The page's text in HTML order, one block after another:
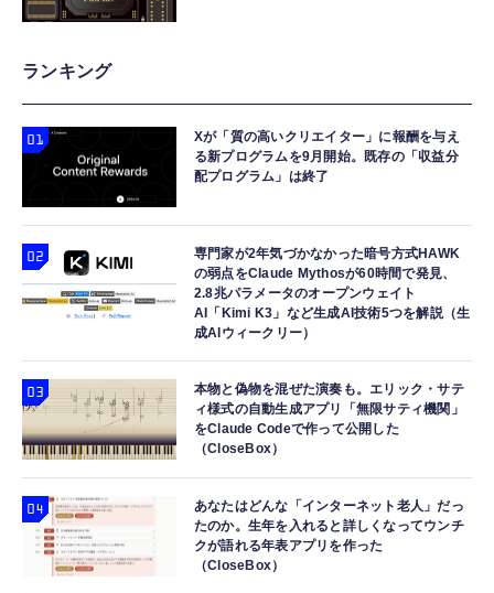
ランキング
Xが「質の高いクリエイター」に報酬を与え
る新プログラムを9月開始。既存の「収益分
配プログラム」は終了
専門家が2年気づかなかった暗号方式HAWK
の弱点をClaude Mythosが60時間で発見、
2.8兆パラメータのオープンウェイト
AI「Kimi K3」など生成AI技術5つを解説（生
成AIウィークリー）
本物と偽物を混ぜた演奏も。エリック・サテ
ィ様式の自動生成アプリ「無限サティ機関」
をClaude Codeで作って公開した
（CloseBox）
あなたはどんな「インターネット老人」だっ
たのか。生年を入れると詳しくなってウンチ
クが語れる年表アプリを作った
（CloseBox）